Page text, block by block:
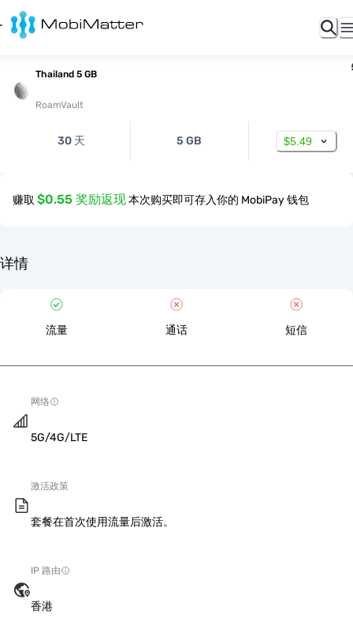
Thailand 5 GB
RoamVault
30 天 5 GB $5.49
赚取 $0.55 奖励返现本次购买即可存入你的 MobiPay 钱包
详情
流量 通话 短信
网络
5G/4G/LTE
激活政策
套餐在首次使用流量后激活。
IP 路由
香港